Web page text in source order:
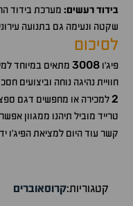
בידוד רעשים: מערכת בידוד
שקטה ונעימה גם בתנועה
לסיכום
פיג'ו 3008 מתאים במיוחד
חוויית נהיגה נוחה וביצועים
2למכירה או מחפשים דגם
טרייד מוביל תיהנו ממגוון
קשר עוד היום למציאת הפיג'ו יד
קטגוריות:קרוסאוברים